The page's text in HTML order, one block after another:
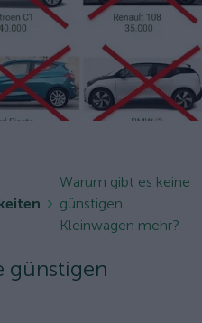
Warum gibt es keine
günstigen
Kleinwagen mehr?
günstigen